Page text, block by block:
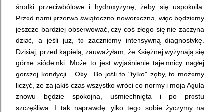
środki przeciwbólowe i hydroxyzynę, żeby się uspokoiła.
Przed nami przerwa świąteczno-noworoczna, więc będziemy
jeszcze bardziej obserwować, czy coś złego się nie zaczyna
dziać, a jeśli już, to zaczniemy intensywną diagnostykę.
Dzisiaj, przed kąpielą, zauważyłam, że Księżnej wyżynają się
górne siódemki. Może to jest wyjaśnienie tajemnicy nagłej
gorszej kondycji... Oby.. Bo jeśli to "tylko" zęby, to możemy
liczyć, że za jakiś czas wszystko wróci do normy i moja Agula
znowu będzie spokojna, uśmiechnięta i po prostu
szczęśliwa. I tak naprawdę tylko tego sobie życzymy na